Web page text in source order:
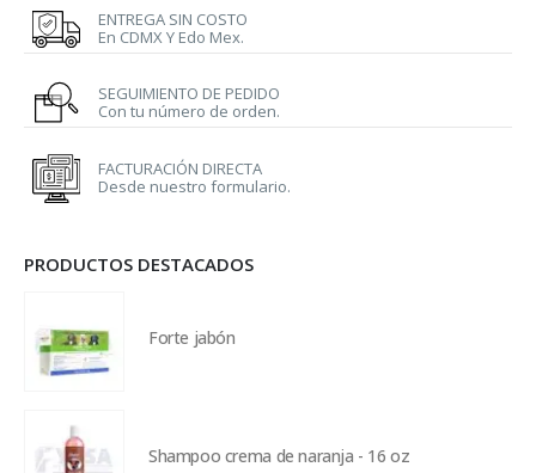
ENTREGA SIN COSTO
En CDMX Y Edo Mex.
SEGUIMIENTO DE PEDIDO
Con tu número de orden.
FACTURACIÓN DIRECTA
Desde nuestro formulario.
PRODUCTOS DESTACADOS
Forte jabón
Shampoo crema de naranja - 16 oz